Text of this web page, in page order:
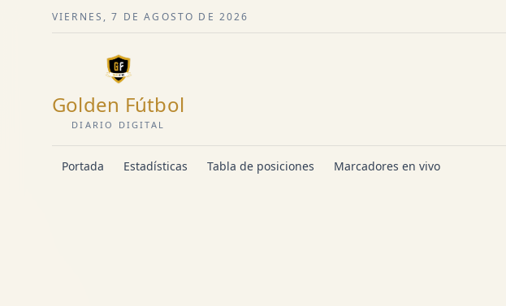
VIERNES, 7 DE AGOSTO DE 2026
Golden Fútbol
DIARIO DIGITAL
Portada Estadísticas Tabla de posiciones Marcadores en vivo